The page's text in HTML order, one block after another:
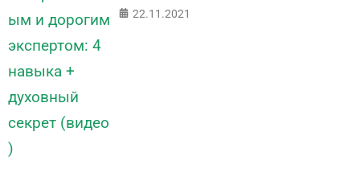
22.11.2021